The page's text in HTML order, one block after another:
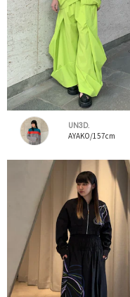
UN3D.
AYAKO/157cm